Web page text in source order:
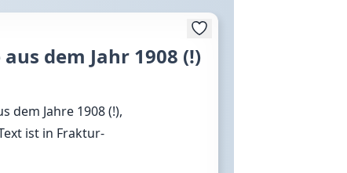
dem Jahr 1908 (!)
dem Jahre 1908 (!),
ist in Fraktur-